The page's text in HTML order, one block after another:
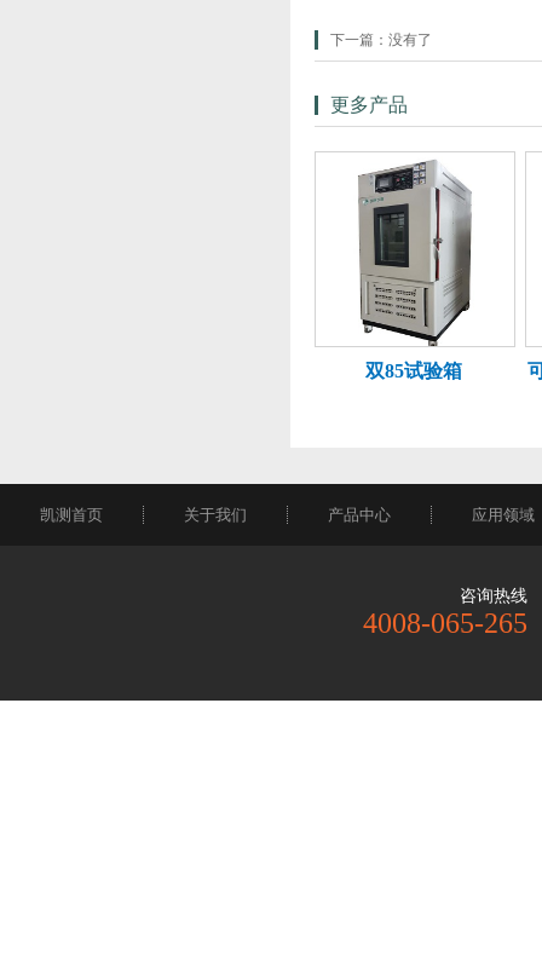
下一篇：没有了
更多产品
双85试验箱
凯测首页 关于我们 产品中心 应用领域
咨询热线
4008-065-265